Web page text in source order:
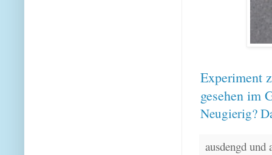
Experiment
gesehen im
Neugierig?
ausdengd